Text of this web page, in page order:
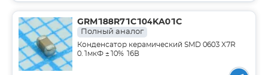
GRM188R71C104KA01C
Полный аналог
Конденсатор керамический SMD 0603 X7R
0.1мкФ ±10% 16В